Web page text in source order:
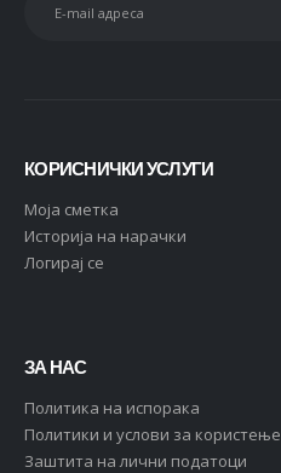
КОРИСНИЧКИ УСЛУГИ
Moja сметка
Историја на нарачки
Логирај се
ЗА НАС
Политика на испорака
Политики и услови за користење
Заштита на лични податоци